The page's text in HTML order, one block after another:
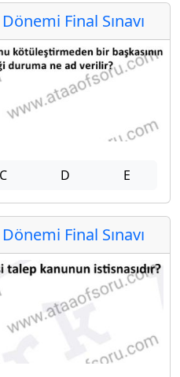
Final Sınavı
C D E
Final Sınavı